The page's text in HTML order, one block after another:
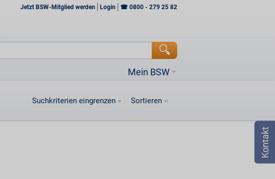
Jetzt BSW-Mitglied werden Login ☎ 0800 - 279 25 82
Mein BSW
Suchkriterien eingrenzen Sortieren